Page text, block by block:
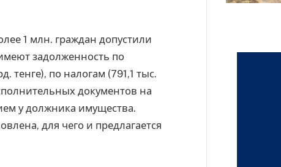
1 млн. граждан допустили
задолженность по
по налогам (791,1 тыс.
документов на
у должника имущества.
для чего и предлагается